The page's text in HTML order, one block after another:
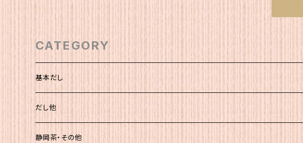
CATEGORY
基本だし
化粧袋（5ｇ×12）
簡易（5ｇ×30）
だし他
静岡茶・その他